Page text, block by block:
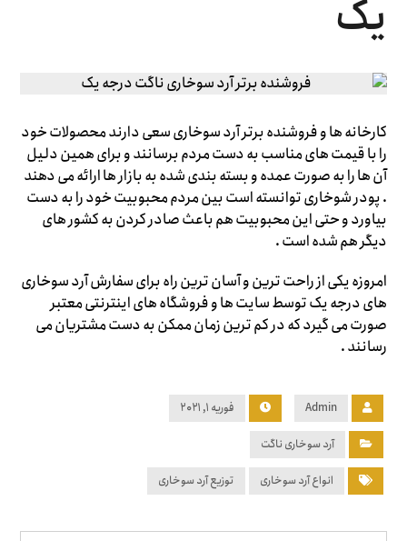
یک
کارخانه ها و فروشنده برتر آرد سوخاری سعی دارند محصولات خود
را با قیمت های مناسب به دست مردم برسانند و برای همین دلیل
آن ها را به صورت عمده و بسته بندی شده به بازار ها ارائه می دهند
. پودر شوخاری توانسته است بین مردم محبوبیت خود را به دست
بیاورد و حتی این محبوبیت هم باعث صادر کردن به کشور های
دیگر هم شده است .
امروزه یکی از راحت ترین و آسان ترین راه برای سفارش آرد سوخاری
های درجه یک توسط سایت ها و فروشگاه های اینترنتی معتبر
صورت می گیرد که در کم ترین زمان ممکن به دست مشتریان می
رسانند .
Admin فوریه ۱, ۲۰۲۱
آرد سوخاری ناگت
انواع آرد سوخاری توزیع آرد سوخاری